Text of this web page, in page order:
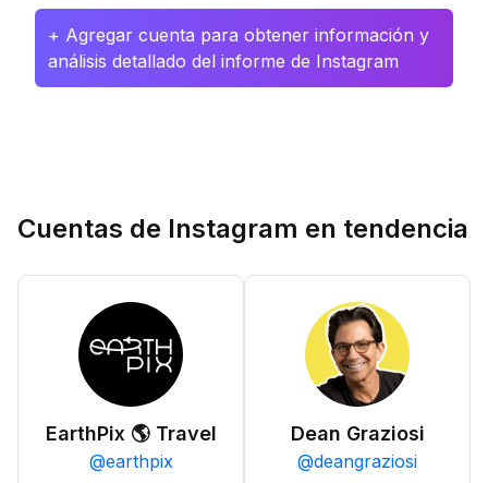
+ Agregar cuenta para obtener información y
análisis detallado del informe de Instagram
Cuentas de Instagram en tendencia
EarthPix 🌎 Travel
@earthpix
Dean Graziosi
@deangraziosi